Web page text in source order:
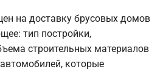
на доставку брусовых домов
тип постройки,
строительных материалов
которые